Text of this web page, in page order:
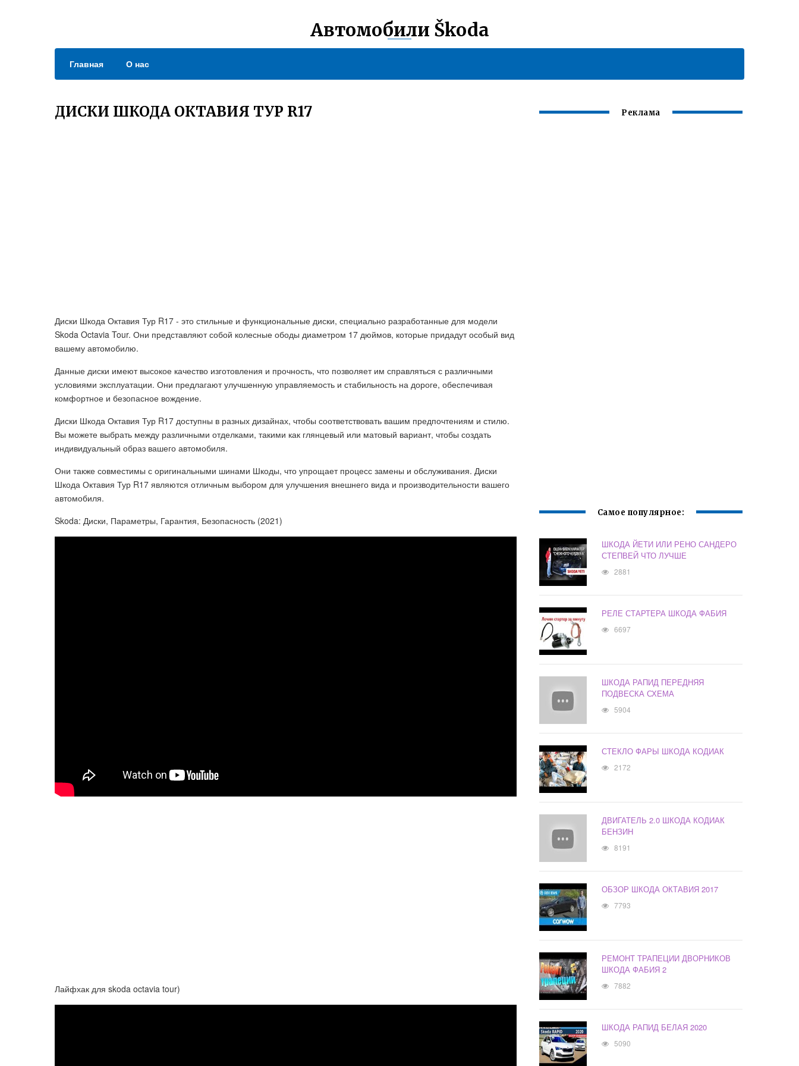
Автомобили Škoda
Главная О нас
ДИСКИ ШКОДА ОКТАВИЯ ТУР R17
Диски Шкода Октавия Тур R17 - это стильные и функциональные диски, специально разработанные для модели
Skoda Octavia Tour. Они представляют собой колесные ободы диаметром 17 дюймов, которые придадут особый вид
вашему автомобилю.
Данные диски имеют высокое качество изготовления и прочность, что позволяет им справляться с различными
условиями эксплуатации. Они предлагают улучшенную управляемость и стабильность на дороге, обеспечивая
комфортное и безопасное вождение.
Диски Шкода Октавия Тур R17 доступны в разных дизайнах, чтобы соответствовать вашим предпочтениям и стилю.
Вы можете выбрать между различными отделками, такими как глянцевый или матовый вариант, чтобы создать
индивидуальный образ вашего автомобиля.
Они также совместимы с оригинальными шинами Шкоды, что упрощает процесс замены и обслуживания. Диски
Шкода Октавия Тур R17 являются отличным выбором для улучшения внешнего вида и производительности вашего
автомобиля.
Skoda: Диски, Параметры, Гарантия, Безопасность (2021)
Лайфхак для skoda octavia tour)
Реклама
Самое популярное:
ШКОДА ЙЕТИ ИЛИ РЕНО САНДЕРО
СТЕПВЕЙ ЧТО ЛУЧШЕ
2881
РЕЛЕ СТАРТЕРА ШКОДА ФАБИЯ
6697
ШКОДА РАПИД ПЕРЕДНЯЯ
ПОДВЕСКА СХЕМА
5904
СТЕКЛО ФАРЫ ШКОДА КОДИАК
2172
ДВИГАТЕЛЬ 2.0 ШКОДА КОДИАК
БЕНЗИН
8191
ОБЗОР ШКОДА ОКТАВИЯ 2017
7793
РЕМОНТ ТРАПЕЦИИ ДВОРНИКОВ
ШКОДА ФАБИЯ 2
7882
ШКОДА РАПИД БЕЛАЯ 2020
5090